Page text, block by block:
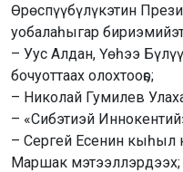
Өрөспүүбүлүкэтин
уобалаһыгар
– Уус Алдан, Үөһээ
бочуоттаах олохтооҕо;
– Николай Гумилев
– «Сибэтиэй
– Сергей Есенин кыһыл
Маршак мэтээллэрдээх;